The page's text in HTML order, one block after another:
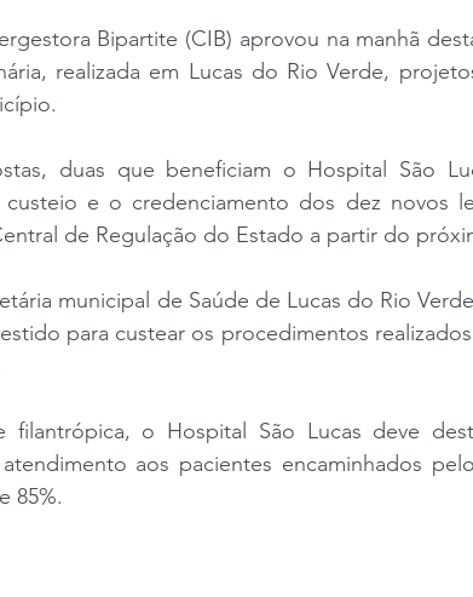
Bipartite (CIB) aprovou na manhã
realizada em Lucas do Rio Verde,
duas que beneficiam o Hospital São
e o credenciamento dos dez novos
de Regulação do Estado a partir do
municipal de Saúde de Lucas do Rio
para custear os procedimentos
filantrópica, o Hospital São Lucas deve
aos pacientes encaminhados
85%.